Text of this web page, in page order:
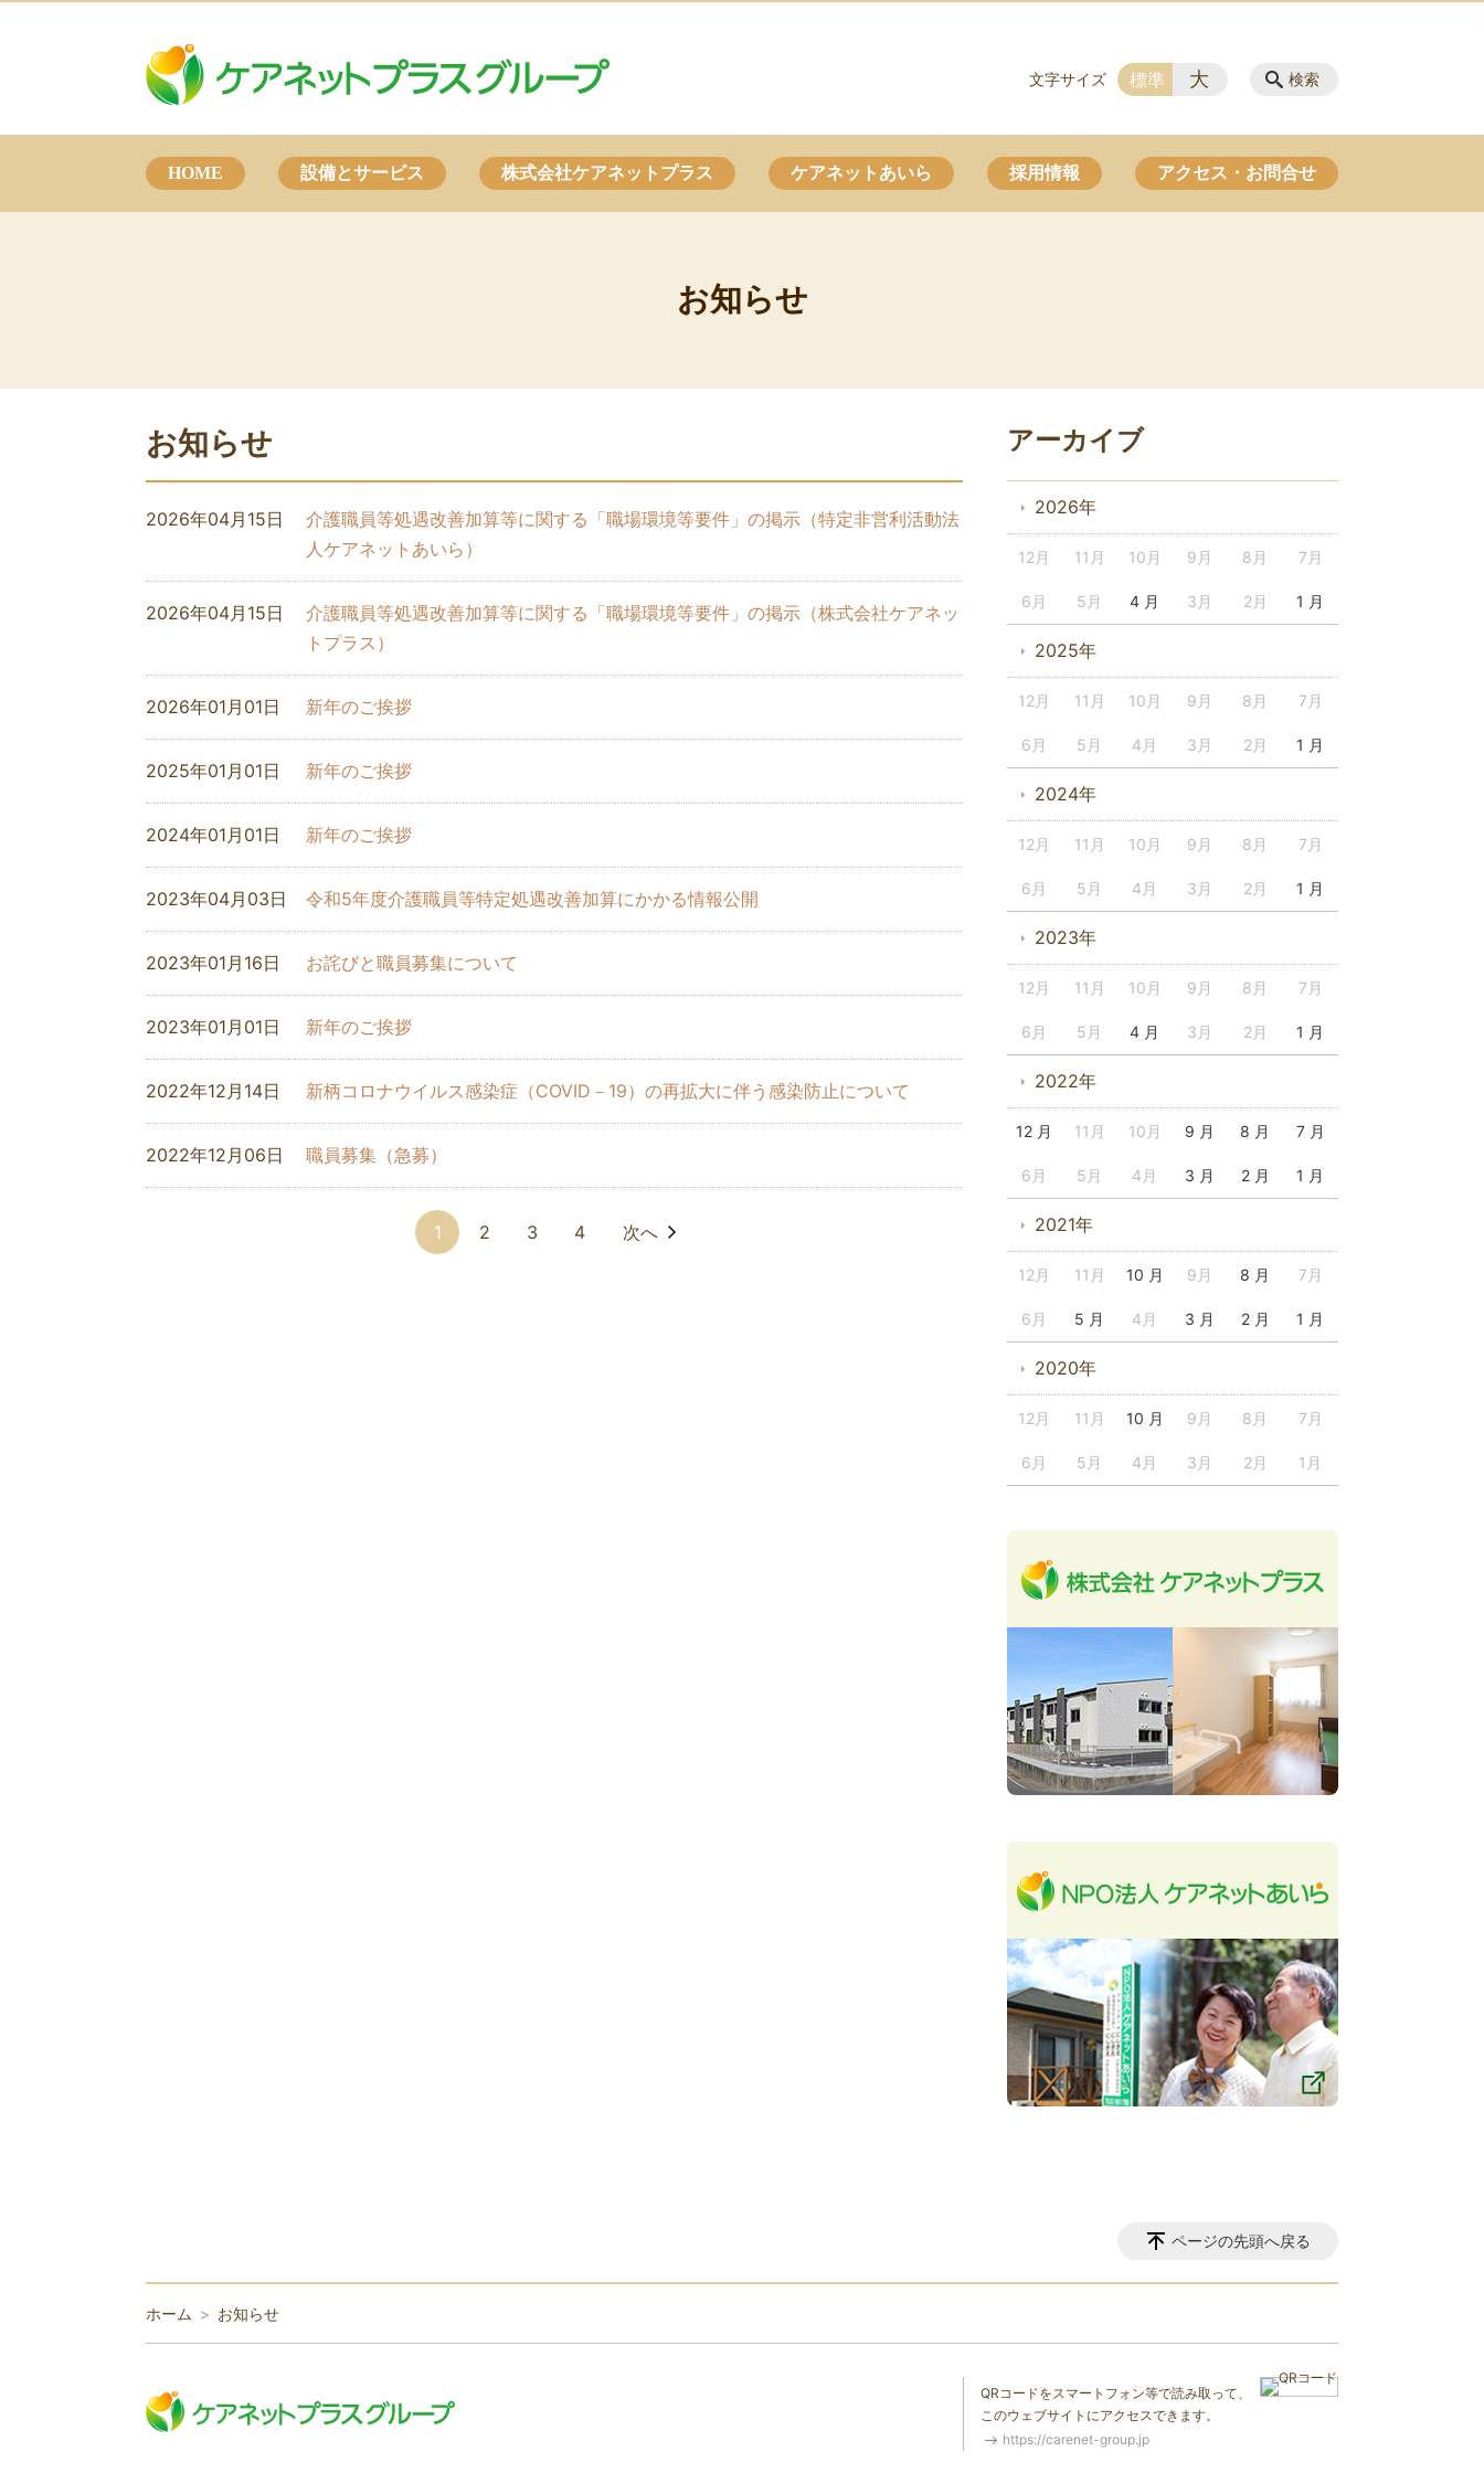
HOME 設備とサービス 株式会社ケアネットプラス ケアネットあいら 採用情報 アクセス・お問合せ
検索
文字サイズ 標準 大
お知らせ
お知らせ
介護職員等処遇改善加算等に関する「職場環境等要件」の掲示（特定非営利活動法
人ケアネットあいら）
2026年04月15日
介護職員等処遇改善加算等に関する「職場環境等要件」の掲示（株式会社ケアネッ
トプラス）
2026年04月15日
新年のご挨拶
2026年01月01日
新年のご挨拶
2025年01月01日
新年のご挨拶
2024年01月01日
令和5年度介護職員等特定処遇改善加算にかかる情報公開
2023年04月03日
お詫びと職員募集について
2023年01月16日
新年のご挨拶
2023年01月01日
新柄コロナウイルス感染症（COVID－19）の再拡大に伴う感染防止について
2022年12月14日
職員募集（急募）
2022年12月06日
1 2 3 4 次へ
アーカイブ
2026年
12月 11月 10月 9月 8月 7月
6月 5月 4 月 3月 2月 1 月
2025年
12月 11月 10月 9月 8月 7月
6月 5月 4月 3月 2月 1 月
2024年
12月 11月 10月 9月 8月 7月
6月 5月 4月 3月 2月 1 月
2023年
12月 11月 10月 9月 8月 7月
6月 5月 4 月 3月 2月 1 月
2022年
12 月 11月 10月 9 月 8 月 7 月
6月 5月 4月 3 月 2 月 1 月
2021年
12月 11月 10 月 9月 8 月 7月
6月 5 月 4月 3 月 2 月 1 月
2020年
12月 11月 10 月 9月 8月 7月
6月 5月 4月 3月 2月 1月
ページの先頭へ戻る
ホーム お知らせ
QRコードをスマートフォン等で読み取って、
このウェブサイトにアクセスできます。
https://carenet-group.jp